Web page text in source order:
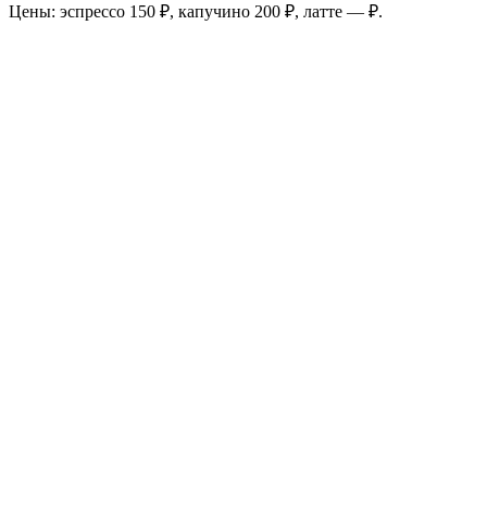
Цены: эспрессо 150 ₽, капучино 200 ₽, латте — ₽.